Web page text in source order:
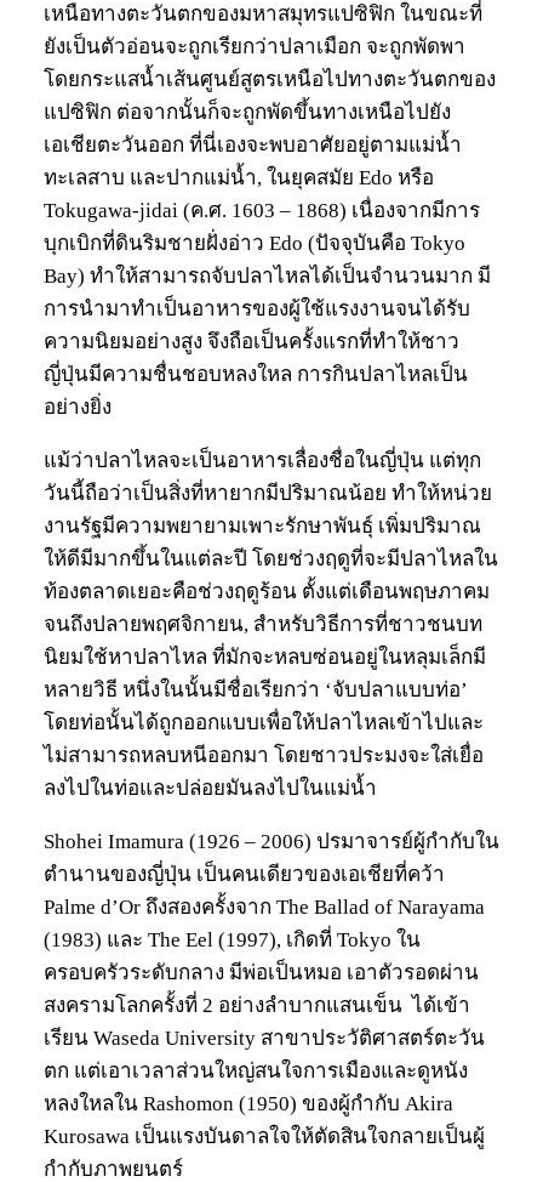
เหนือทางตะวันตกของมหาสมุทรแปซิฟิก ในขณะที่
ยังเป็นตัวอ่อนจะถูกเรียกว่าปลาเมือก จะถูกพัดพา
โดยกระแสน้ำเส้นศูนย์สูตรเหนือไปทางตะวันตกของ
แปซิฟิก ต่อจากนั้นก็จะถูกพัดขึ้นทางเหนือไปยัง
เอเชียตะวันออก ที่นี่เองจะพบอาศัยอยู่ตามแม่น้ำ
ทะเลสาบ และปากแม่น้ำ, ในยุคสมัย Edo หรือ
Tokugawa-jidai (ค.ศ. 1603 – 1868) เนื่องจากมีการ
บุกเบิกที่ดินริมชายฝั่งอ่าว Edo (ปัจจุบันคือ Tokyo
Bay) ทำให้สามารถจับปลาไหลได้เป็นจำนวนมาก มี
การนำมาทำเป็นอาหารของผู้ใช้แรงงานจนได้รับ
ความนิยมอย่างสูง จึงถือเป็นครั้งแรกที่ทำให้ชาว
ญี่ปุ่นมีความชื่นชอบหลงใหล การกินปลาไหลเป็น
อย่างยิ่ง
แม้ว่าปลาไหลจะเป็นอาหารเลื่องชื่อในญี่ปุ่น แต่ทุก
วันนี้ถือว่าเป็นสิ่งที่หายากมีปริมาณน้อย ทำให้หน่วย
งานรัฐมีความพยายามเพาะรักษาพันธุ์ เพิ่มปริมาณ
ให้ดีมีมากขึ้นในแต่ละปี โดยช่วงฤดูที่จะมีปลาไหลใน
ท้องตลาดเยอะคือช่วงฤดูร้อน ตั้งแต่เดือนพฤษภาคม
จนถึงปลายพฤศจิกายน, สำหรับวิธีการที่ชาวชนบท
นิยมใช้หาปลาไหล ที่มักจะหลบซ่อนอยู่ในหลุมเล็กมี
หลายวิธี หนึ่งในนั้นมีชื่อเรียกว่า ‘จับปลาแบบท่อ’
โดยท่อนั้นได้ถูกออกแบบเพื่อให้ปลาไหลเข้าไปและ
ไม่สามารถหลบหนีออกมา โดยชาวประมงจะใส่เยื่อ
ลงไปในท่อและปล่อยมันลงไปในแม่น้ำ
Shohei Imamura (1926 – 2006) ปรมาจารย์ผู้กำกับใน
ตำนานของญี่ปุ่น เป็นคนเดียวของเอเชียที่คว้า
Palme d’Or ถึงสองครั้งจาก The Ballad of Narayama
(1983) และ The Eel (1997), เกิดที่ Tokyo ใน
ครอบครัวระดับกลาง มีพ่อเป็นหมอ เอาตัวรอดผ่าน
สงครามโลกครั้งที่ 2 อย่างลำบากแสนเข็น ได้เข้า
เรียน Waseda University สาขาประวัติศาสตร์ตะวัน
ตก แต่เอาเวลาส่วนใหญ่สนใจการเมืองและดูหนัง
หลงใหลใน Rashomon (1950) ของผู้กำกับ Akira
Kurosawa เป็นแรงบันดาลใจให้ตัดสินใจกลายเป็นผู้
กำกับภาพยนตร์